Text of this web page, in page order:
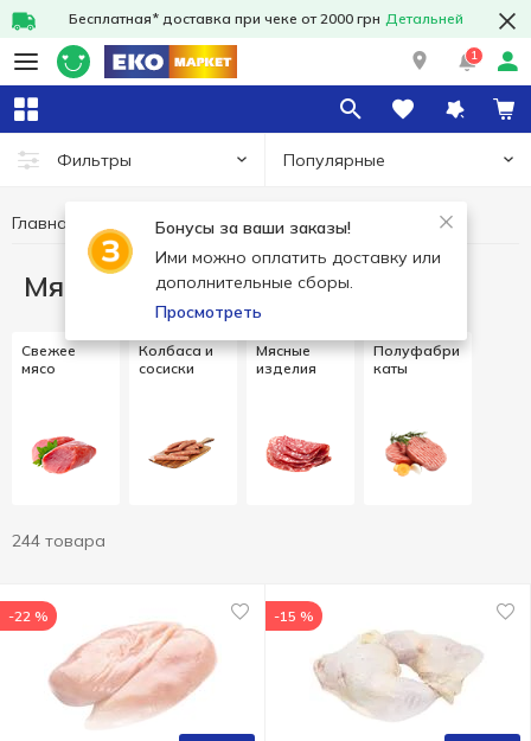
Бесплатная* доставка при чеке от 2000 грн Детальней
1
Фильтры Популярные
Бонусы за ваши заказы!
Ими можно оплатить доставку или
дополнительные сборы.
Просмотреть
Главная Мясо и колбасные изделия
Мясо и колбасные изделия
Свежее
мясо
Колбаса и
сосиски
Мясные
изделия
Полуфабри
каты
244 товара
-22 % -15 %